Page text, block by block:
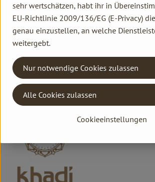
Herkunft
Hersteller: Khadi Naturprodukte
DV
khadi Naturprodukte
sehr wertschätzen, habt ihr in
EU-Richtlinie 2009/136/EG (E-Privacy)
genau einzustellen, an welche
weitergebt.
Cookieeinstellungen
Nur notwendige Cookies zulassen
Alle Cookies zulassen